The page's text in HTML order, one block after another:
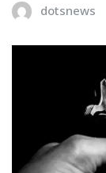
dotsnews